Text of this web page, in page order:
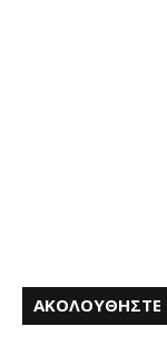
ΑΚΟΛΟΥΘΗΣΤΕ